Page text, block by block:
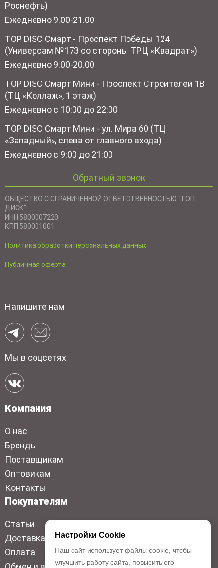
Роснефть)
Ежедневно 9.00-21.00
TOP DISC Смарт - Проспект Победы 124
(Универсам №173 со стороны ТРЦ «Квадрат»)
Ежедневно 9.00-20.00
TOP DISC Смарт Мини - Проспект Строителей 1В
(ТЦ «Коллаж», 1 этаж)
Ежедневно с 10:00 до 22:00
TOP DISC Смарт Мини - ул. Мира 60 (ТЦ
«Западный», слева от главного входа)
Ежедневно с 9:00 до 21:00
Обратный звонок
ОБЩЕСТВО С ОГРАНИЧЕННОЙ ОТВЕТСТВЕННОСТЬЮ "ТОП
ДИСК"
ИНН 5800007220
КПП 580001001
Политика обработки персональных данных
Публичная оферта
Напишите нам
Мы в соцсетях
Компания
О нас
Бренды
Поставщикам
Оптовикам
Контакты
Покупателям
Статьи
Доставка
Оплата
Настройки Cookie
Наш сайт использует файлы cookie, чтобы
улучшить работу сайта, повысить его